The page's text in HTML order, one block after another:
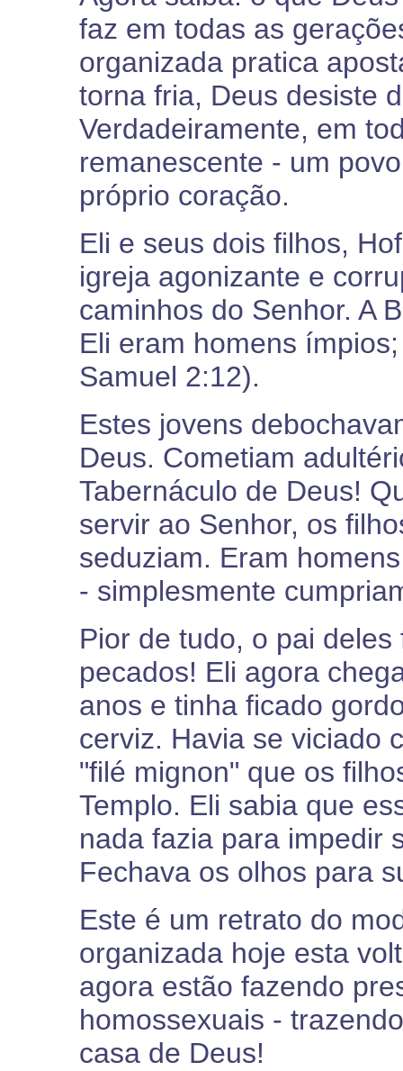
faz em todas as
organizada pratica
torna fria, Deus desiste
Verdadeiramente, em
remanescente - um
próprio coração.
Eli e seus dois filhos,
igreja agonizante e
caminhos do Senhor. A
Eli eram homens
Samuel 2:12).
Estes jovens
Deus. Cometiam
Tabernáculo de Deus!
servir ao Senhor, os
seduziam. Eram
- simplesmente
Pior de tudo, o pai
pecados! Eli agora
anos e tinha ficado
cerviz. Havia se viciado
"filé mignon" que os
Templo. Eli sabia que
nada fazia para impedir
Fechava os olhos para
Este é um retrato do
organizada hoje esta
agora estão fazendo
homossexuais -
casa de Deus!